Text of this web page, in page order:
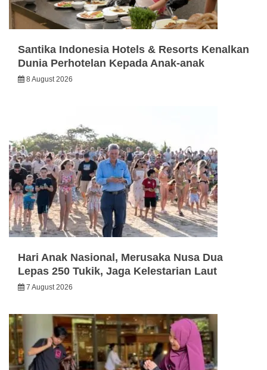
Santika Indonesia Hotels & Resorts Kenalkan
Dunia Perhotelan Kepada Anak-anak
8 August 2026
Hari Anak Nasional, Merusaka Nusa Dua
Lepas 250 Tukik, Jaga Kelestarian Laut
7 August 2026